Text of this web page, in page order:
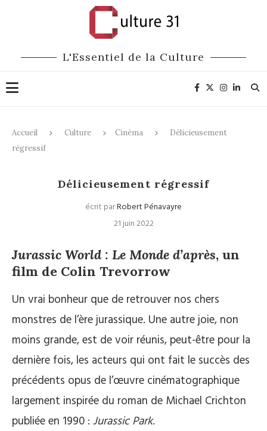
L'Essentiel de la Culture
Accueil Culture Cinéma
Délicieusement
régressif
Délicieusement régressif
écrit parRobert Pénavayre
21 juin 2022
Jurassic World : Le Monde d’après, un
film de Colin Trevorrow
Un vrai bonheur que de retrouver nos chers
monstres de l’ère jurassique. Une autre joie, non
moins grande, est de voir réunis, peut-être pour la
dernière fois, les acteurs qui ont fait le succès des
précédents opus de l’œuvre cinématographique
largement inspirée du roman de Michael Crichton
publiée en 1990 : Jurassic Park.